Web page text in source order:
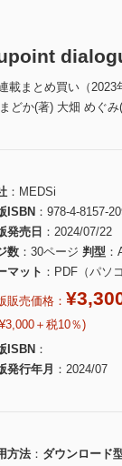
載まとめ買い（2023
どか(著) 大畑 めぐみ
MEDSi
ISBN
978-4-8157-
発売日
2024/07/22
数
30ページ 判型
マット
PDF（パソ
販売価格：
＋税10％)
ISBN
発行年月
2024/07
方法
ダウンロード